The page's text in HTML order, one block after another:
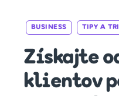
BUSINESS TIPY A
Získajte
klientov